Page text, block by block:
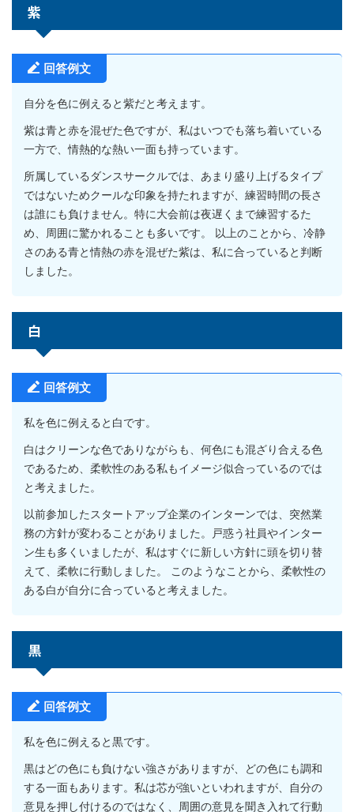
紫
回答例文
自分を色に例えると紫だと考えます。
紫は青と赤を混ぜた色ですが、私はいつでも落ち着いている
一方で、情熱的な熱い一面も持っています。
所属しているダンスサークルでは、あまり盛り上げるタイプ
ではないためクールな印象を持たれますが、練習時間の長さ
は誰にも負けません。特に大会前は夜遅くまで練習するた
め、周囲に驚かれることも多いです。 以上のことから、冷静
さのある青と情熱の赤を混ぜた紫は、私に合っていると判断
しました。
白
回答例文
私を色に例えると白です。
白はクリーンな色でありながらも、何色にも混ざり合える色
であるため、柔軟性のある私もイメージ似合っているのでは
と考えました。
以前参加したスタートアップ企業のインターンでは、突然業
務の方針が変わることがありました。戸惑う社員やインター
ン生も多くいましたが、私はすぐに新しい方針に頭を切り替
えて、柔軟に行動しました。 このようなことから、柔軟性の
ある白が自分に合っていると考えました。
黒
回答例文
私を色に例えると黒です。
黒はどの色にも負けない強さがありますが、どの色にも調和
する一面もあります。私は芯が強いといわれますが、自分の
意見を押し付けるのではなく、周囲の意見を聞き入れて行動